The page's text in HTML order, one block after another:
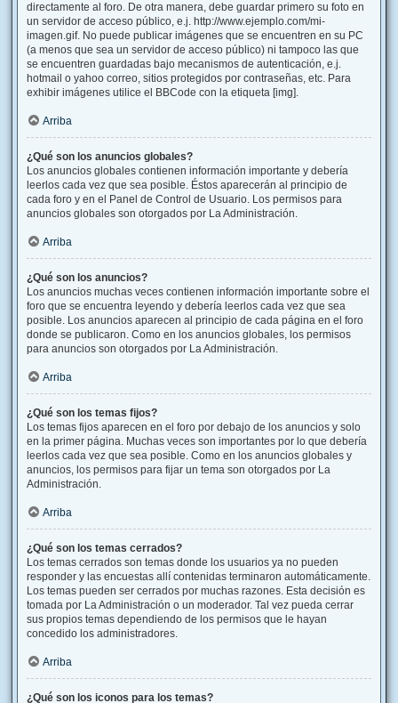
directamente al foro. De otra manera, debe guardar primero su foto en
un servidor de acceso público, e.j. http://www.ejemplo.com/mi-
imagen.gif. No puede publicar imágenes que se encuentren en su PC
(a menos que sea un servidor de acceso público) ni tampoco las que
se encuentren guardadas bajo mecanismos de autenticación, e.j.
hotmail o yahoo correo, sitios protegidos por contraseñas, etc. Para
exhibir imágenes utilice el BBCode con la etiqueta [img].
Arriba
¿Qué son los anuncios globales?
Los anuncios globales contienen información importante y debería
leerlos cada vez que sea posible. Éstos aparecerán al principio de
cada foro y en el Panel de Control de Usuario. Los permisos para
anuncios globales son otorgados por La Administración.
Arriba
¿Qué son los anuncios?
Los anuncios muchas veces contienen información importante sobre el
foro que se encuentra leyendo y debería leerlos cada vez que sea
posible. Los anuncios aparecen al principio de cada página en el foro
donde se publicaron. Como en los anuncios globales, los permisos
para anuncios son otorgados por La Administración.
Arriba
¿Qué son los temas fijos?
Los temas fijos aparecen en el foro por debajo de los anuncios y solo
en la primer página. Muchas veces son importantes por lo que debería
leerlos cada vez que sea posible. Como en los anuncios globales y
anuncios, los permisos para fijar un tema son otorgados por La
Administración.
Arriba
¿Qué son los temas cerrados?
Los temas cerrados son temas donde los usuarios ya no pueden
responder y las encuestas allí contenidas terminaron automáticamente.
Los temas pueden ser cerrados por muchas razones. Esta decisión es
tomada por La Administración o un moderador. Tal vez pueda cerrar
sus propios temas dependiendo de los permisos que le hayan
concedido los administradores.
Arriba
¿Qué son los iconos para los temas?